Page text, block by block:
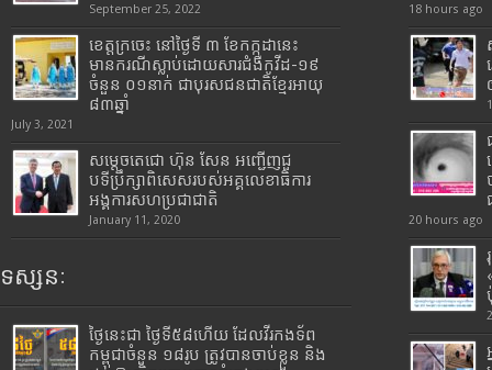
September 25, 2022
ខេត្តក្រចេះ នៅថ្ងៃទី ៣ ខែកក្កដានេះ
មានករណីស្លាប់ដោយសារជំងឺកូវីដ-១៩
ចំនួន ០១នាក់ ជាបុរសជនជាតិខ្មែរអាយុ
៨៣ឆ្នាំ
July 3, 2021
សម្តេចតេជោ ហ៊ុន សែន អញ្ជើញជួ
បទីប្រឹក្សាពិសេសរបស់អគ្គលេខាធិការ
អង្គការសហប្រជាជាតិ
January 11, 2020
ទស្សនៈ
ថ្ងៃនេះជា ថ្ងៃទី៥៨ហើយ ដែលវីរកងទ័ព
កម្ពុជាចំនួន ១៨រូប ត្រូវបានចាប់ខ្លួន និង
18 hours ago
20 hours ago